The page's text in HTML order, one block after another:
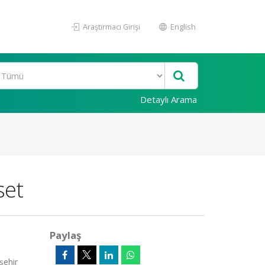
Araştırmacı Girişi English
Detaylı Arama
Paylaş